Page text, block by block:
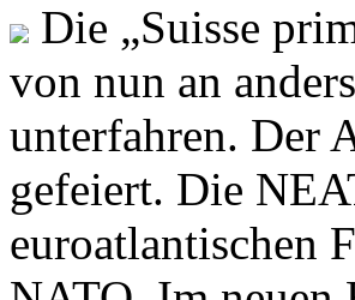
Die „Suisse
von nun an
unterfahren. Der
gefeiert. Die
euroatlantischen